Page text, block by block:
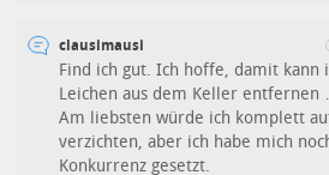
clausimausi
Find ich gut. Ich hoffe, damit kann
Leichen aus dem Keller entfernen
Am liebsten würde ich komplett
verzichten, aber ich habe mich
Konkurrenz gesetzt.